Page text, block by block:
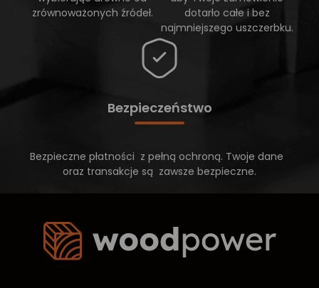
zrównoważonych źródeł.
dotarło całe i bez
najmniejszego uszczerbku.
Bezpieczeństwo
Bezpieczne płatności z pełną ochroną. Twoje dane
oraz transakcje są zawsze bezpieczne.